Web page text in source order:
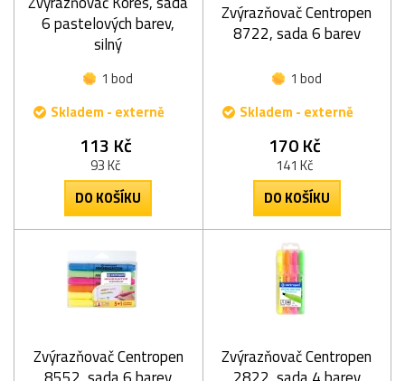
6 pastelových barev,
silný
1 bod
Skladem - externě
113 Kč
93 Kč
DO KOŠÍKU
Zvýrazňovač Centropen
8722, sada 6 barev
1 bod
Skladem - externě
170 Kč
141 Kč
DO KOŠÍKU
Zvýrazňovač Centropen
Zvýrazňovač Centropen